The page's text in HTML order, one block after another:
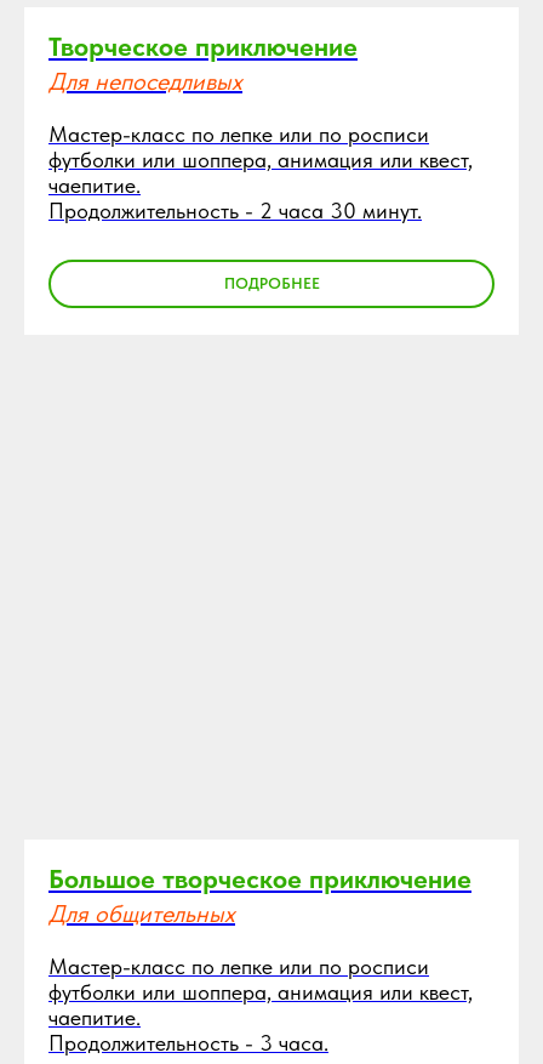
Творческое приключение
Для непоседливых
Мастер-класс по лепке или по росписи
футболки или шоппера, анимация или квест,
чаепитие.
Продолжительность - 2 часа 30 минут.
ПОДРОБНЕЕ
Большое творческое приключение
Для общительных
Мастер-класс по лепке или по росписи
футболки или шоппера, анимация или квест,
чаепитие.
Продолжительность - 3 часа.